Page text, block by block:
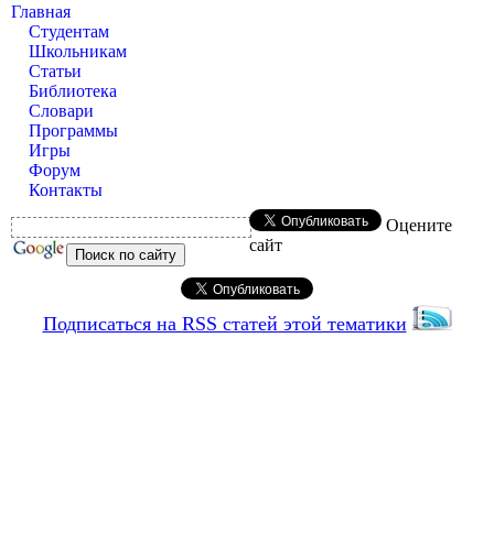
Главная
Студентам
Школьникам
Статьи
Библиотека
Словари
Программы
Игры
Форум
Контакты
Оцените
сайт
Подписаться на RSS статей этой тематики